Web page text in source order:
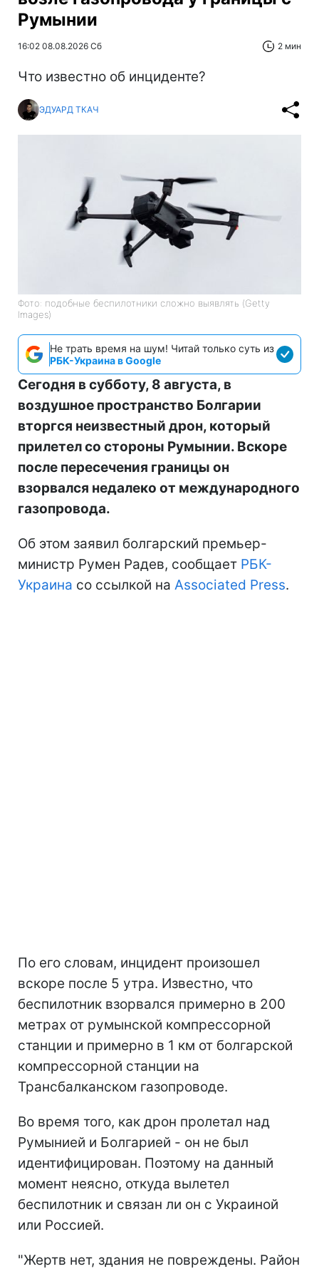
Румынии
16:02 08.08.2026 Сб 2 мин
Что известно об инциденте?
ЭДУАРД ТКАЧ
Фото: подобные беспилотники сложно выявлять (Getty
Images)
Не трать время на шум! Читай только суть из
РБК-Украина в Google
Сегодня в субботу, 8 августа, в
воздушное пространство Болгарии
вторгся неизвестный дрон, который
прилетел со стороны Румынии. Вскоре
после пересечения границы он
взорвался недалеко от международного
газопровода.
Об этом заявил болгарский премьер-
министр Румен Радев, сообщает РБК-
Украина со ссылкой на Associated Press.
По его словам, инцидент произошел
вскоре после 5 утра. Известно, что
беспилотник взорвался примерно в 200
метрах от румынской компрессорной
станции и примерно в 1 км от болгарской
компрессорной станции на
Трансбалканском газопроводе.
Во время того, как дрон пролетал над
Румынией и Болгарией - он не был
идентифицирован. Поэтому на данный
момент неясно, откуда вылетел
беспилотник и связан ли он с Украиной
или Россией.
"Жертв нет, здания не повреждены. Район